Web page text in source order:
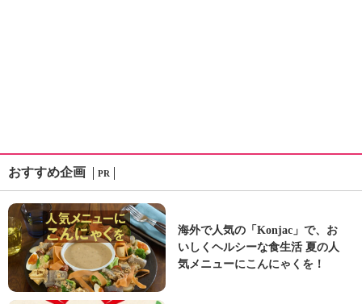
おすすめ企画 PR
海外で人気の「Konjac」で、お
いしくヘルシーな食生活 夏の人
気メニューにこんにゃくを！